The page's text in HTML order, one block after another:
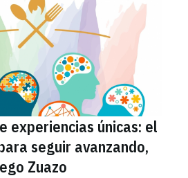
experiencias únicas: el
seguir avanzando,
Zuazo